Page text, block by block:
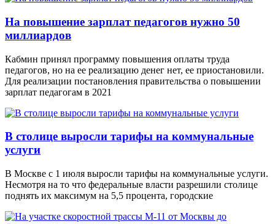
На повышение зарплат педагогов нужно 50
миллиардов
Кабмин принял программу повышения оплаты труда
педагогов, но на ее реализацию денег нет, ее приостановили.
Для реализации постановления правительства о повышении
зарплат педагогам в 2021
В столице выросли тарифы на коммунальные
услуги
В Москве с 1 июля выросли тарифы на коммунальные услуги.
Несмотря на то что федеральные власти разрешили столице
поднять их максимум на 5,5 процента, городские